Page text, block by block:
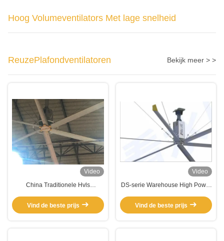
Hoog Volumeventilators Met lage snelheid
ReuzePlafondventilatoren Bekijk meer > >
Video
China Traditionele Hvls
6 Aluminium Blades
Vind de beste prijs
Video
DS-serie Warehouse High Power
Indoor Gymnasium
Vind de beste prijs